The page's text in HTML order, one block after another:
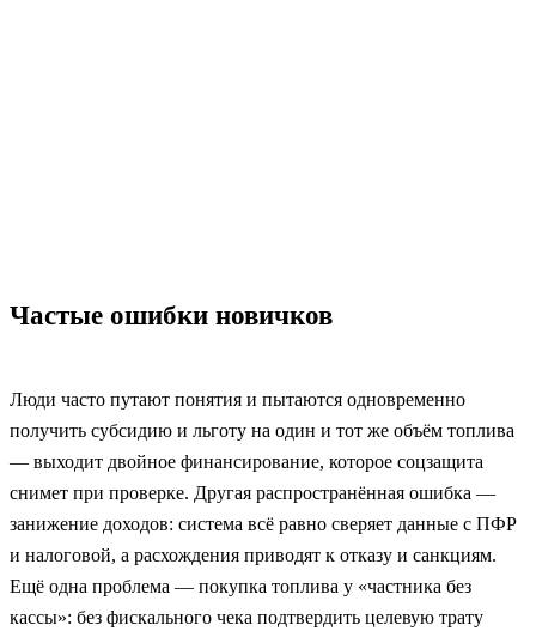
Частые ошибки новичков
Люди часто путают понятия и пытаются одновременно
получить субсидию и льготу на один и тот же объём топлива
— выходит двойное финансирование, которое соцзащита
снимет при проверке. Другая распространённая ошибка —
занижение доходов: система всё равно сверяет данные с ПФР
и налоговой, а расхождения приводят к отказу и санкциям.
Ещё одна проблема — покупка топлива у «частника без
кассы»: без фискального чека подтвердить целевую трату